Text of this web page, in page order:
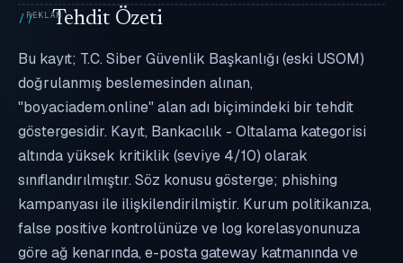
Tehdit Özeti
Bu kayıt; T.C. Siber Güvenlik Başkanlığı (eski USOM)
doğrulanmış beslemesinden alınan,
"boyaciadem.online" alan adı biçimindeki bir tehdit
göstergesidir. Kayıt, Bankacılık - Oltalama kategorisi
altında yüksek kritiklik (seviye 4/10) olarak
sınıflandırılmıştır. Söz konusu gösterge; phishing
kampanyası ile ilişkilendirilmiştir. Kurum politikanıza,
false positive kontrolünüze ve log korelasyonunuza
göre ağ kenarında, e-posta gateway katmanında ve